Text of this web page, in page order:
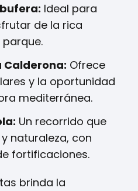
Ideal para
de la rica
Calderona: Ofrece
y la oportunidad
mediterránea.
Un recorrido que
naturaleza, con
fortificaciones.
brinda la